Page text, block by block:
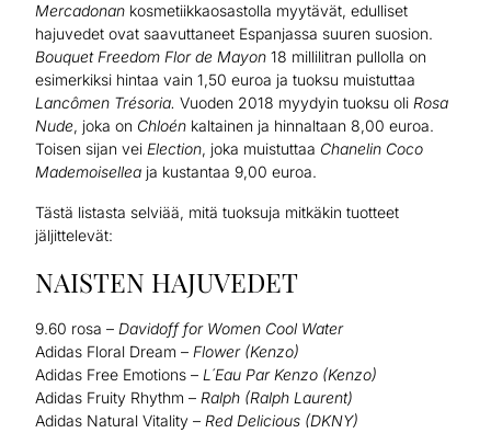
Mercadonan kosmetiikkaosastolla myytävät, edulliset
hajuvedet ovat saavuttaneet Espanjassa suuren suosion.
Bouquet Freedom Flor de Mayon 18 millilitran pullolla on
esimerkiksi hintaa vain 1,50 euroa ja tuoksu muistuttaa
Lancômen Trésoria. Vuoden 2018 myydyin tuoksu oli Rosa
Nude, joka on Chloén kaltainen ja hinnaltaan 8,00 euroa.
Toisen sijan vei Election, joka muistuttaa Chanelin Coco
Mademoisellea ja kustantaa 9,00 euroa.
Tästä listasta selviää, mitä tuoksuja mitkäkin tuotteet
jäljittelevät:
NAISTEN HAJUVEDET
9.60 rosa – Davidoff for Women Cool Water
Adidas Floral Dream – Flower (Kenzo)
Adidas Free Emotions – L´Eau Par Kenzo (Kenzo)
Adidas Fruity Rhythm – Ralph (Ralph Laurent)
Adidas Natural Vitality – Red Delicious (DKNY)